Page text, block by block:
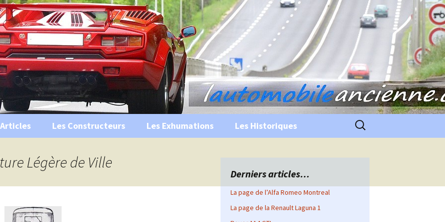
Ancienne
historiques …
évènements
Les Constructeurs Les Exhumations Les Historiques Rechercher :
Légère de Ville
Derniers articles…
La page de l’Alfa Romeo Montreal
La page de la Renault Laguna 1